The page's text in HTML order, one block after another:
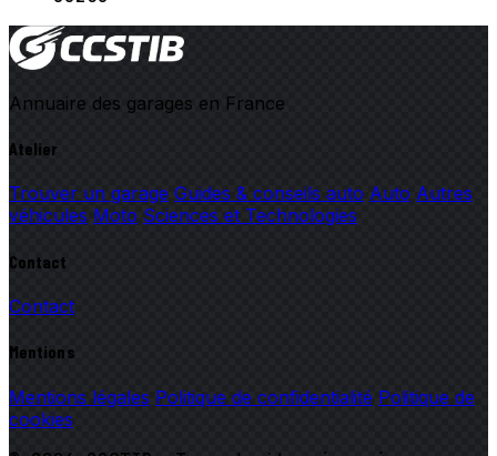
Annuaire des garages en France
Atelier
Trouver un garage Guides & conseils auto Auto Autres
véhicules Moto Sciences et Technologies
Contact
Contact
Mentions
Mentions légales Politique de confidentialité Politique de
cookies